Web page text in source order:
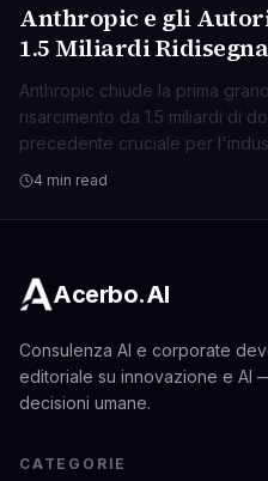
TECNOLOGIA
Anthropic e gli
1.5 Miliardi
Copyright AI
Anthropic chiude la prima
risarcimento da 1.5 miliardi di
precedente cruciale per
4 min read
Acerbo.AI
Consulenza AI e corporate
editoriale su innovazione e AI
decisioni umane.
CATEGORIE